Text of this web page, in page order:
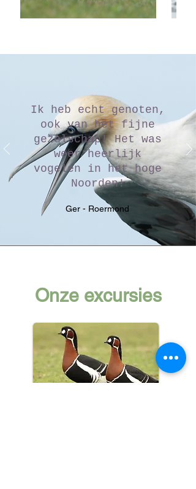
Ik heb echt genoten,
ook van het fijne
gezelschap! Het was
weer heerlijk
vogelen in het hoge
Noorden!
Ger - Roermond
Onze excursies